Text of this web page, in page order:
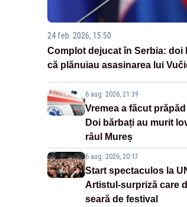
24 feb. 2026, 15:50
Complot dejucat în Serbia: doi
că plănuiau asasinarea lui
6 aug. 2026, 21:39
Vremea a făcut
Doi bărbați au murit
râul Mureș
6 aug. 2026, 20:17
Start spectaculos la
Artistul-surpriză care
seară de festival